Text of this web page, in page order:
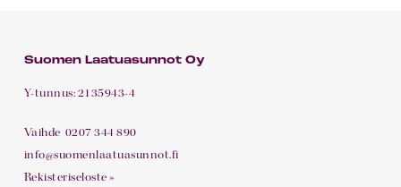
Suomen Laatuasunnot Oy
Y-tunnus: 2135943-4
Vaihde 0207 344 890
info@suomenlaatuasunnot.fi
Rekisteriseloste »